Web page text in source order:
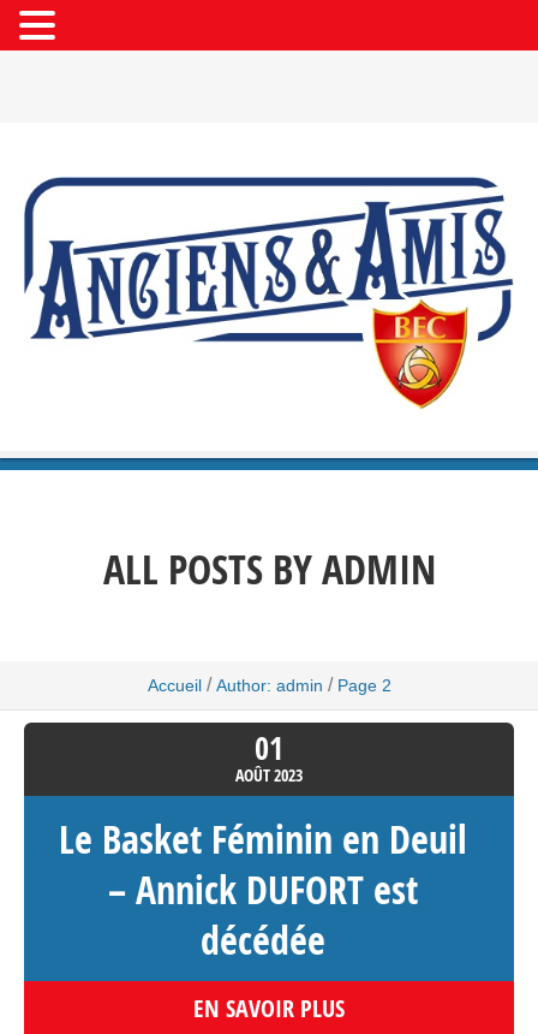
ALL POSTS BYADMIN
Accueil / Author: admin / Page 2
01
AOÛT2023
Le Basket Féminin en Deuil
– Annick DUFORT est
décédée
EN SAVOIR PLUS